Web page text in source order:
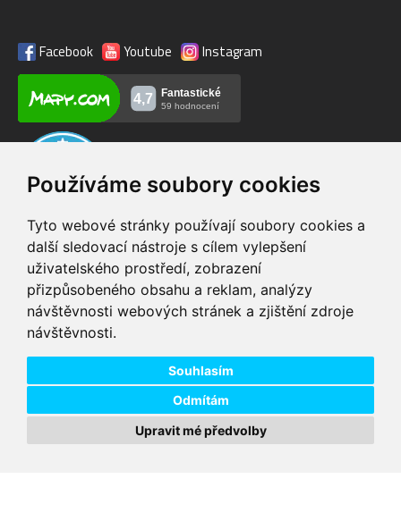
Používáme soubory cookies
Tyto webové stránky používají soubory cookies a
další sledovací nástroje s cílem vylepšení
uživatelského prostředí, zobrazení
přizpůsobeného obsahu a reklam, analýzy
návštěvnosti webových stránek a zjištění zdroje
návštěvnosti.
Souhlasím
Odmítám
Upravit mé předvolby
Facebook Youtube Instagram
VIP servis
na zakoupená
elektrokola
Testovací trať
možnost vyzkoušet si
elektrokola
Doprava ZDARMA
pro objednávky nad 1600 zboží skladem při
Copyright © 2026 DD PNEU s.r.o. Všechna práva vyhrazena. bb9